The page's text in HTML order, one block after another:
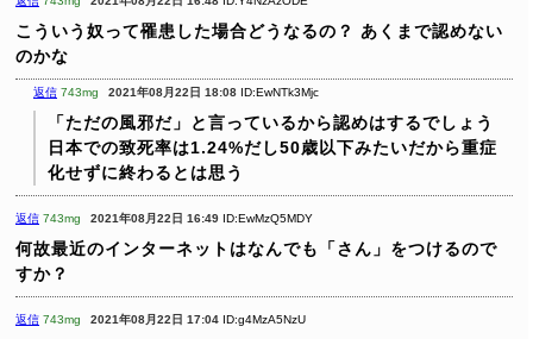
こういう奴って罹患した場合どうなるの？ あくまで認めない
のかな
返信 743mg 2021年08月22日 18:08 ID:EwNTk3Mjc
「ただの風邪だ」と言っているから認めはするでしょう
日本での致死率は1.24%だし50歳以下みたいだから重症
化せずに終わるとは思う
返信 743mg 2021年08月22日 16:49 ID:EwMzQ5MDY
何故最近のインターネットはなんでも「さん」をつけるので
すか？
返信 743mg 2021年08月22日 17:04 ID:g4MzA5NzU